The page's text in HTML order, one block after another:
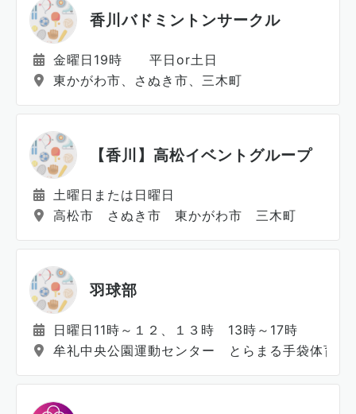
香川バドミントンサークル
金曜日19時 平日or土日
東かがわ市、さぬき市、三木町
【香川】高松イベントグループ
土曜日または日曜日
高松市 さぬき市 東かがわ市 三木町
羽球部
日曜日11時～１２、１３時 13時～17時
牟礼中央公園運動センター とらまる手袋体育